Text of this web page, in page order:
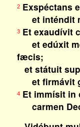
2Exspéctans
et inténdit
3Et exaudívit
et edúxit
fæcis;
et státuit
et firmávit
4Et immísit in
carmen